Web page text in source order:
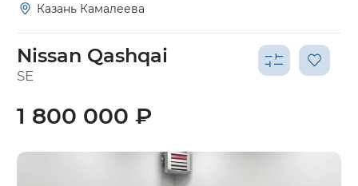
Казань Камалеева
Nissan Qashqai
SE
1 800 000 ₽